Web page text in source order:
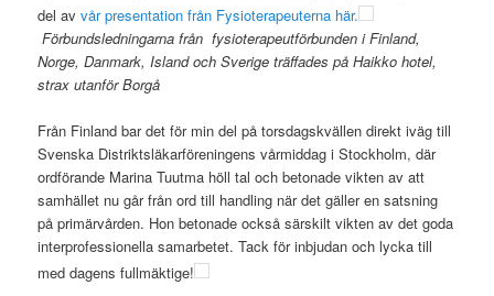
del avvår presentation från Fysioterapeuterna här.
Förbundsledningarna från fysioterapeutförbunden i Finland,
Norge, Danmark, Island och Sverige träffades på Haikko hotel,
strax utanför Borgå
Från Finland bar det för min del på torsdagskvällen direkt iväg till
Svenska Distriktsläkarföreningens vårmiddag i Stockholm, där
ordförande Marina Tuutma höll tal och betonade vikten av att
samhället nu går från ord till handling när det gäller en satsning
på primärvården. Hon betonade också särskilt vikten av det goda
interprofessionella samarbetet. Tack för inbjudan och lycka till
med dagens fullmäktige!